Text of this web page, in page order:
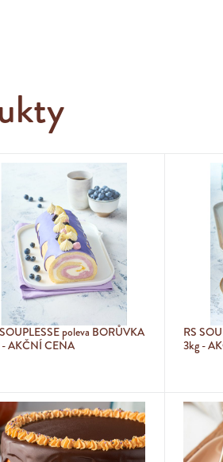
poleva BORŮVKA
- AKČNÍ CENA
RS
3kg -